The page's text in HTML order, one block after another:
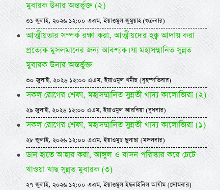
মুবারক উনার অন্তর্ভুক্ত (২)
৩১ জুলাই, ২০২৬ ১২:০০ এএম, ইয়াওমুল জুমুয়াহ (শুক্রবার)
আত্মীয়তার সম্পর্ক রক্ষা করা, আত্মীয়দের হক্ব আদায় করা
প্রত্যেক মুসলমানের জন্য আবশ্যক। যা মহাসম্মানিত সুন্নত
মুবারক উনার অন্তর্ভুক্ত
৩০ জুলাই, ২০২৬ ১২:০০ এএম, ইয়াওমুল খমীছ (বৃহস্পতিবার)
সকল রোগের শেফা, মহাসম্মানিত সুন্নতী খাদ্য কালোজিরা (২)
২৯ জুলাই, ২০২৬ ১২:০০ এএম, ইয়াওমুল আরবিয়া (বুধবার)
সকল রোগের শেফা, মহাসম্মানিত সুন্নতী খাদ্য কালোজিরা (১)
২৮ জুলাই, ২০২৬ ১২:০০ এএম, ইয়াওমুছ ছুলাছা (মঙ্গলবার)
ডান হাতে আহার করা, আঙ্গুল ও বাসন পরিস্কার করে চেটে
খাওয়া খাছ সুন্নত মুবারক (৩)
২৭ জুলাই, ২০২৬ ১২:০০ এএম, ইয়াওমুল ইছনাইনিল আযীম (সোমবার)